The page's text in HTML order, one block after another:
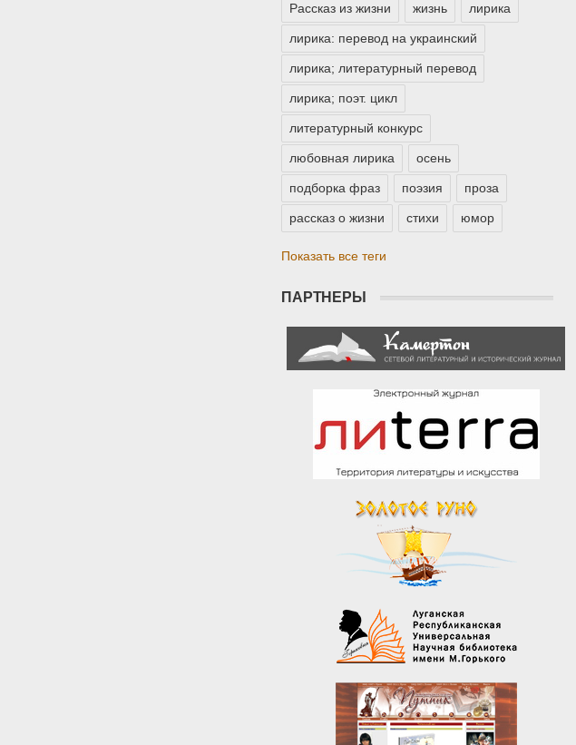
Рассказ из жизни жизнь лирика
лирика: перевод на украинский
лирика; литературный перевод
лирика; поэт. цикл
литературный конкурс
любовная лирика осень
подборка фраз поэзия проза
рассказ о жизни стихи юмор
Показать все теги
ПАРТНЕРЫ